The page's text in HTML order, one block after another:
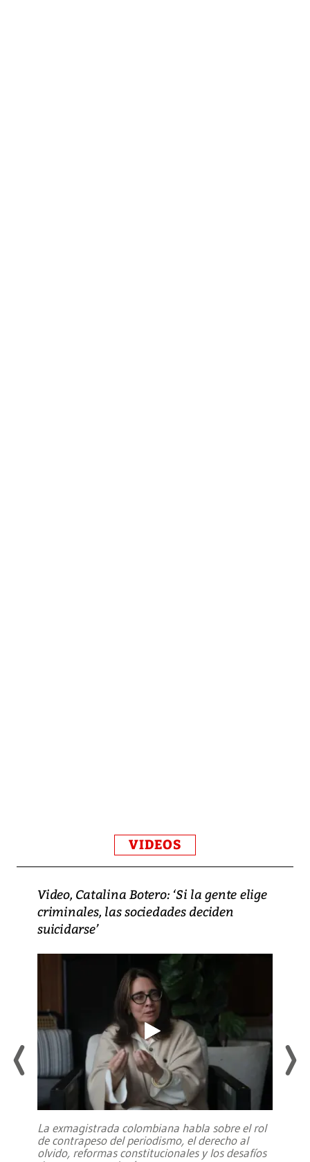
VIDEOS
Video, Catalina Botero: ‘Si la gente elige
criminales, las sociedades deciden
suicidarse’
La exmagistrada colombiana habla sobre el rol
de contrapeso del periodismo, el derecho al
olvido, reformas constitucionales y los desafíos